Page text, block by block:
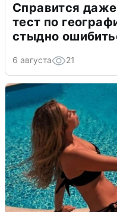
Справится
тест по
стыдно
6 августа 21